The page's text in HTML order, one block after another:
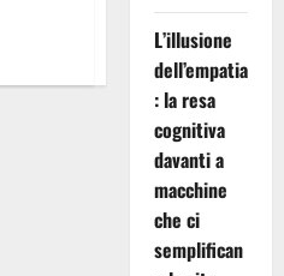
L’illusione
dell’empatia
: la resa
cognitiva
davanti a
macchine
che ci
semplifican